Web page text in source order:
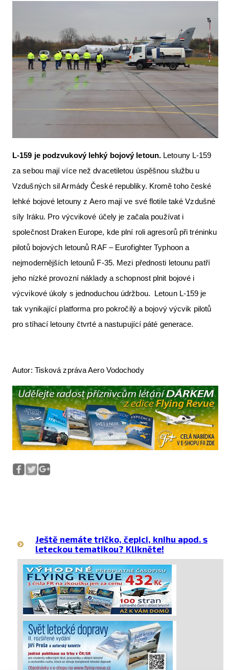
L-159 je podzvukový lehký bojový letoun. Letouny L-159
za sebou mají více než dvacetiletou úspěšnou službu u
Vzdušných sil Armády České republiky. Kromě toho české
lehké bojové letouny z Aero mají ve své flotile také Vzdušné
síly Iráku. Pro výcvikové účely je začala používat i
společnost Draken Europe, kde plní roli agresorů při tréninku
pilotů bojových letounů RAF – Eurofighter Typhoon a
nejmodernějších letounů F-35. Mezi přednosti letounu patří
jeho nízké provozní náklady a schopnost plnit bojové i
výcvikové úkoly s jednoduchou údržbou. Letoun L-159 je
tak vynikající platforma pro pokročilý a bojový výcvik pilotů
pro stíhací letouny čtvrté a nastupující páté generace.
Autor: Tisková zpráva Aero Vodochody
Ještě nemáte tričko, čepici, knihu apod. s
leteckou tematikou? Klikněte!